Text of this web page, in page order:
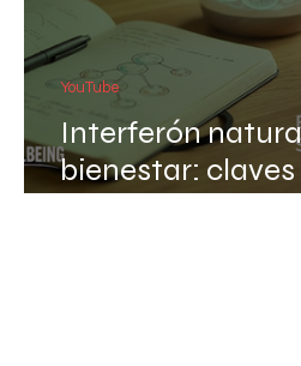
Interferón
bienestar:
YouTube